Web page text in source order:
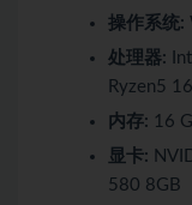
操作系统:
处理器:
Ryzen5
内存: 16
显卡:
580 8GB